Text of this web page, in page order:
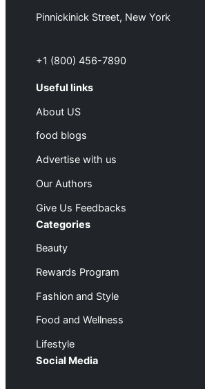
Pinnickinick Street, New York
+1 (800) 456-7890
Useful links
About US
food blogs
Advertise with us
Our Authors
Give Us Feedbacks
Categories
Beauty
Rewards Program
Fashion and Style
Food and Wellness
Lifestyle
Social Media